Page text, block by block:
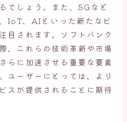
でしょう。また、5Gなど
IoT、AIといった新たなビ
目されます。ソフトバンク
、これらの技術革新や市場
らに加速させる重要な要素
ユーザーにとっては、より
スが提供されることに期待